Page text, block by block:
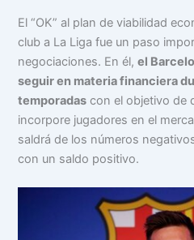
El “OK” al plan de viabilidad
club a La Liga fue un paso
negociaciones. En él,el
seguir en materia financiera
temporadas con el objetivo de
incorpore jugadores en el
saldrá de los números
con un saldo positivo.